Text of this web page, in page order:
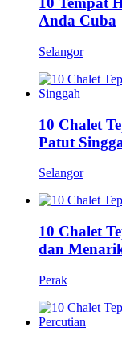
Anda Cuba
Selangor
10 Chalet
Patut
Selangor
10 Chalet
dan
Perak